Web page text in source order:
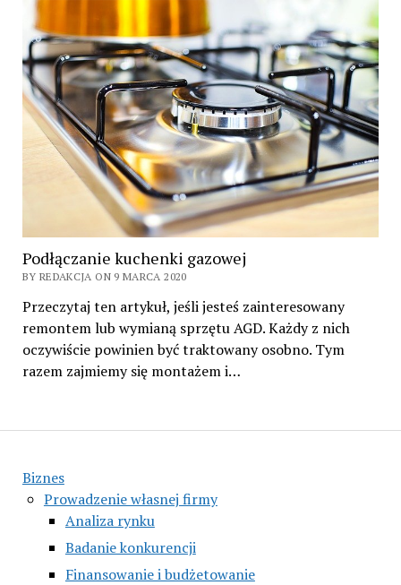
Biznes
Prowadzenie własnej firmy
Analiza rynku
Badanie konkurencji
Finansowanie i budżetowanie
Podłączanie kuchenki gazowej
BY REDAKCJA ON 9 MARCA 2020
Przeczytaj ten artykuł, jeśli jesteś zainteresowany
remontem lub wymianą sprzętu AGD. Każdy z nich
oczywiście powinien być traktowany osobno. Tym
razem zajmiemy się montażem i…